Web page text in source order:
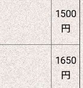
1500
円
1650
円